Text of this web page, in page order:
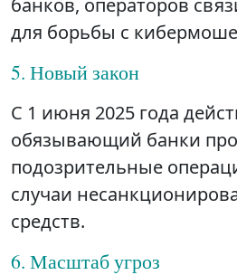
банков, операторов
для борьбы с
5. Новый закон
С 1 июня 2025 года
обязывающий банки
подозрительные
случаи
средств.
6. Масштаб угроз